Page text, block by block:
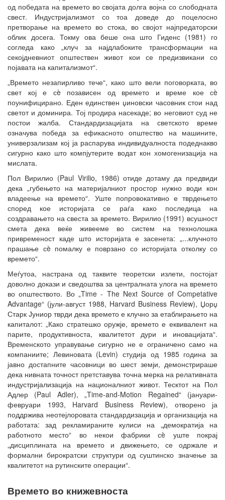
од победата на времето во својата долга војна со слободната
свест. Индустријализмот со тоа доведе до поцелосно
претворање на времето во стока, во својот најпредаторски
облик досега. Токму ова беше она што Гиденс (1981) го
согледа како „клуч за најдлабоките трансформации на
секојдневниот општествен живот кои се предизвикани со
појавата на капитализмот“.
„Времето незапирливо тече“, како што вели поговорката, во
свет кој е сè позависен од времето и време кое сè
поунифицирано. Еден единствен џиновски часовник стои над
светот и доминира. Тој продира насекаде; во неговиот суд не
постои жалба. Стандардизацијата на светското време
означува победа за ефикасното општество на машините,
универзализам кој ја распарува индивидуалноста подеднакво
сигурно како што компјутерите водат кон хомогенизација на
мислата.
Пол Вирилио (Paul Virilio, 1986) отиде дотаму да предвиди
дека „губењето на материјалниот простор нужно води кон
владеење на времето“. Уште попровокативно е тврдењето
според кое историјата се раѓа како последица на
создравањето на свеста за времето. Вирилио (1991) всушност
смета дека веќе живееме во систем на технолошка
привременост каде што историјата е засенета: „...клучното
прашање сè помалку е поврзано со историјата отколку со
времето“.
Меѓутоа, настрана од таквите теоретски излети, постојат
доволно докази и сведоштва за централната улога на времето
во општеството. Во „Time - The Next Source of Competative
Advantage“ (јули-август 1988, Harvard Business Review), Џорџ
Старк Јуниор тврди дека времето е клучно за етаблирањето на
капиталот: „Како стратешко оружје, времето е еквивалент на
парите, продуктивноста, квалитетот дури и иновацијата“.
Временското управување сигурно не е ограничено само на
компаниите; Левиновата (Levin) студија од 1985 година за
јавно достапните часовници во шест земји, демонстрираше
дека нивната точност претставува точна мерка на релативната
индустријализација на националниот живот. Тесктот на Пол
Адлер (Paul Adler), „Time-and-Motion Regained“ (јануари-
февруари 1993, Harvard Business Review), отворено ја
поддржива неотејлоровата стандардизација и организација на
работата: зад рекламираните кулиси на „демократија на
работното место“ во некои фабрики сè уште покрај
„дисциплината на времето и движењето, се одржале и
формални бирократски структури од суштинско значење за
квалитетот на рутинските операции“.
Времето во книжевноста